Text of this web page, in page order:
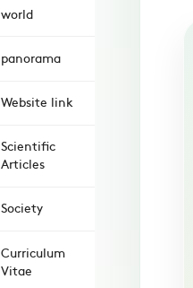
world
panorama
Website link
Scientific
Articles
Society
Curriculum
Vitae